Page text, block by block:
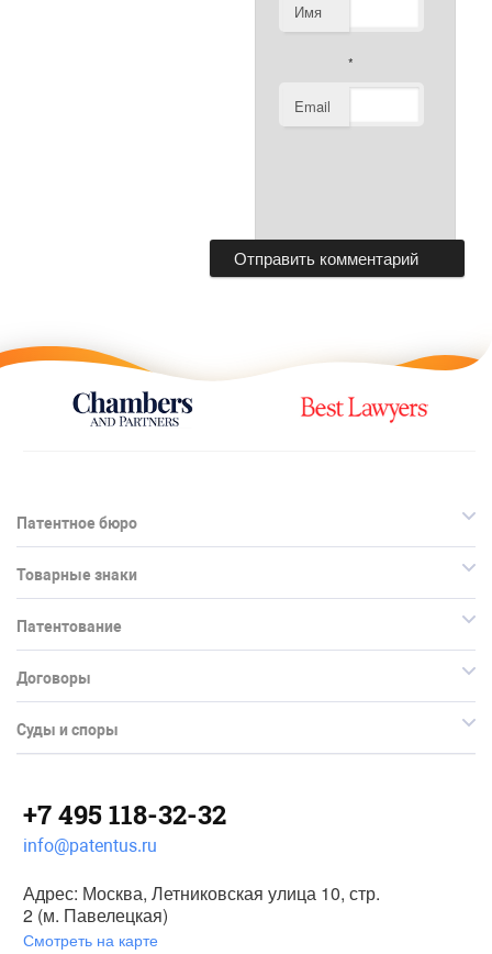
Имя
Email
*
Патентное бюро
Товарные знаки
Патентование
Договоры
Суды и споры
+7 495 118-32-32
info@patentus.ru
Адрес: Москва, Летниковская улица 10, стр.
2 (м. Павелецкая)
Смотреть на карте